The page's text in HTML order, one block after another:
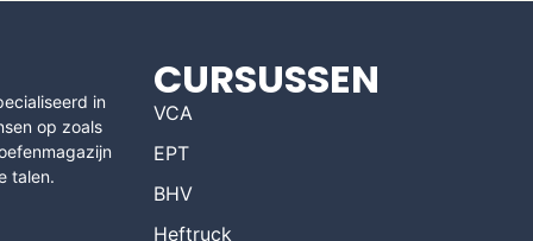
in
op zoals
talen.
CURSUSSEN
VCA
EPT
BHV
Heftruck